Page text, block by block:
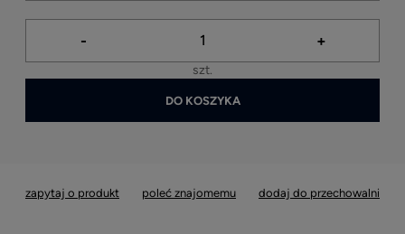
- +
szt.
DO KOSZYKA
zapytaj o produkt poleć znajomemu dodaj do przechowalni